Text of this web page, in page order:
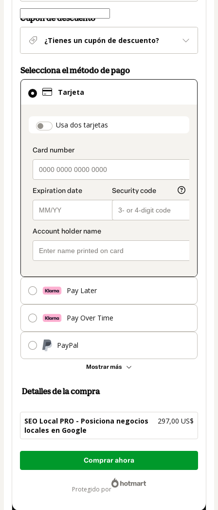
Cupón de descuento
¿Tienes un cupón de descuento?
Selecciona el método de pago
Tarjeta
payment_data.section_title_v2
Usa dos tarjetas
Pay Later
Pay Over Time
PayPal
Mostrar más
El
método
seleccionado
Tarjeta
Detalles de la compra
SEO Local PRO - Posiciona negocios
locales en Google
297,00 US$
Total
Comprar ahora
protegido por